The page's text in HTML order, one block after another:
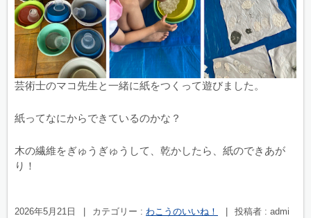
芸術士のマコ先生と一緒に紙をつくって遊びました。
紙ってなにからできているのかな？
木の繊維をぎゅうぎゅうして、乾かしたら、紙のできあが
り！
2026年5月21日 | カテゴリー : わこうのいいね！ |
投稿者 : admi